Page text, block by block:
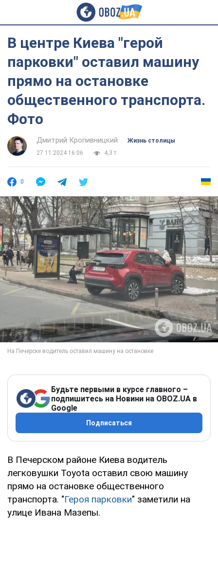
В центре Киева "герой
парковки" оставил машину
прямо на остановке
общественного транспорта.
Фото
Дмитрий Кропивницкий
Жизнь столицы
27.11.2024 16:06
4,3 т.
0
Будьте первыми в курсе главного –
подпишитесь на Новини на OBOZ.UA в
Google
Подписаться
В Печерском районе Киева водитель
легковушки Toyota оставил свою машину
прямо на остановке общественного
транспорта. "Героя парковки" заметили на
улице Ивана Мазепы.